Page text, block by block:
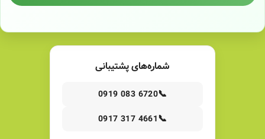
شماره‌های پشتیبانی
📞
0919 083 6720
📞
0917 317 4661